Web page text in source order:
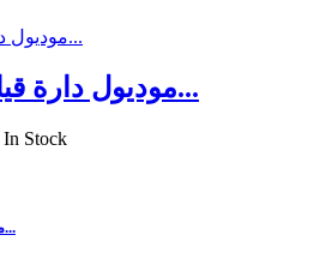
موديول دارة قيادة محرك خطوي...
In Stock
موديول دارة قيادة محرك...